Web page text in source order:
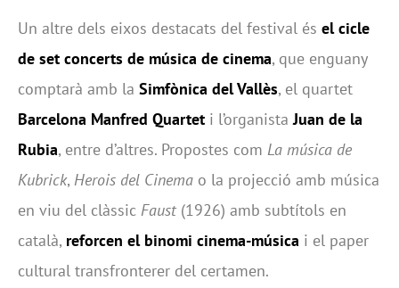
Un altre dels eixos destacats del festival és el cicle
de set concerts de música de cinema, que enguany
comptarà amb la Simfònica del Vallès, el quartet
Barcelona Manfred Quartet i l’organistaJuan de la
Rubia, entre d’altres. Propostes com La música de
Kubrick, Herois del Cinema o la projecció amb música
en viu del clàssic Faust(1926) amb subtítols en
català, reforcen el binomi cinema-música i el paper
cultural transfronterer del certamen.